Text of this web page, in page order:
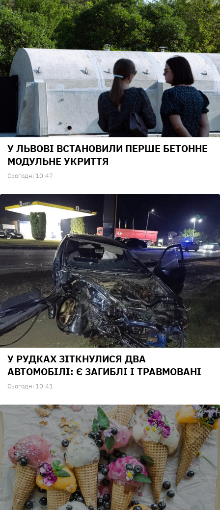
У ЛЬВОВІ ВСТАНОВИЛИ ПЕРШЕ БЕТОННЕ
МОДУЛЬНЕ УКРИТТЯ
Сьогодні 10:47
У РУДКАХ ЗІТКНУЛИСЯ ДВА
АВТОМОБІЛІ: Є ЗАГИБЛІ І ТРАВМОВАНІ
Сьогодні 10:41